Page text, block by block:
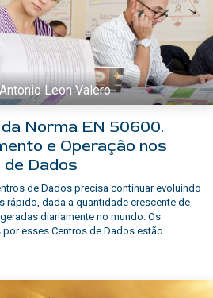
Leon Valero
Norma EN 50600.
e Operação nos
Dados
de Dados precisa continuar evoluindo
rápido, dada a quantidade crescente de
diariamente no mundo. Os
esses Centros de Dados estão ...